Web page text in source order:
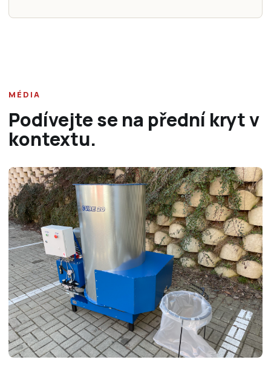
MÉDIA
Podívejte se na přední kryt v
kontextu.